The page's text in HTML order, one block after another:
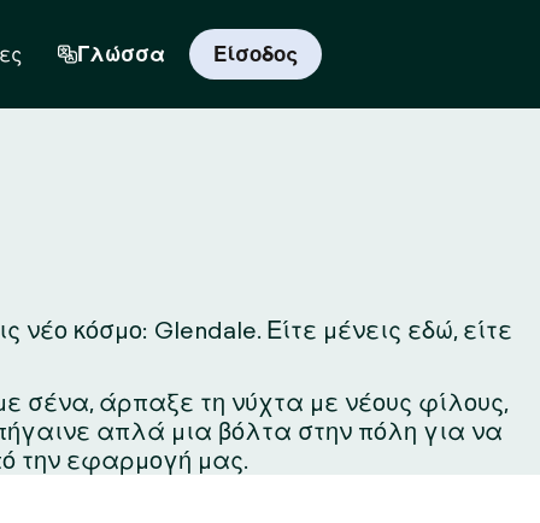
Γλώσσα Είσοδος
κόσμο: Glendale. Είτε μένεις εδώ, είτε
σένα, άρπαξε τη νύχτα με νέους φίλους,
απλά μια βόλτα στην πόλη για να
την εφαρμογή μας.